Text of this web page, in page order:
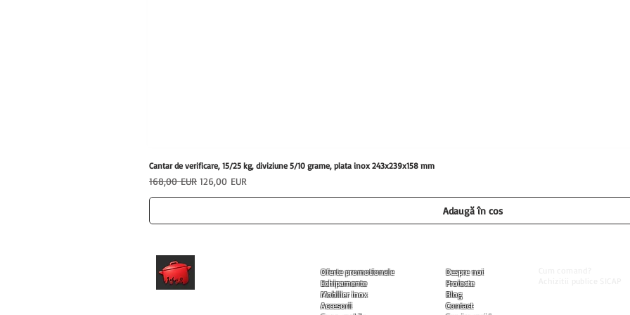
Cantar de verificare, 15/25 kg, diviziune 5/10 grame, plata inox 243x239x158 mm
Preț normal
168,00 EUR Preț redus
126,00 EUR
Adaugă în coș
Oferte promotionale
Echipamente
Mobilier inox
Accesorii
Despre noi
Proiecte
Blog
Contact